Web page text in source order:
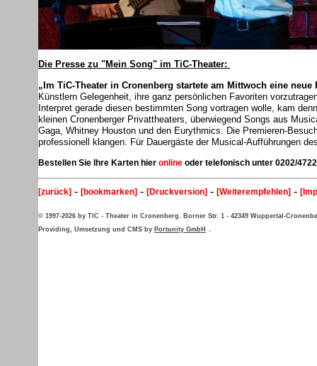
Die Presse zu "Mein Song" im TiC-Theater:
„Im TiC-Theater in Cronenberg startete am Mittwoch eine
Künstlern Gelegenheit, ihre ganz persönlichen Favoriten
Interpret gerade diesen bestimmten Song vortragen wolle, kam
kleinen Cronenberger Privattheaters, überwiegend Songs aus
Gaga, Whitney Houston und den Eurythmics. Die Premieren-
professionell klangen. Für Dauergäste der Musical-Aufführungen
Bestellen Sie Ihre Karten hier online oder telefonisch unter 0202/
[zurück] - [bookmarken] - [Druckversion] - [Weiterempfehlen] -
© 1997-2026 by TIC - Theater in Cronenberg. Borner Str. 1 - 42349 Wuppertal-
Providing, Umsetzung und CMS by Portunity GmbH .